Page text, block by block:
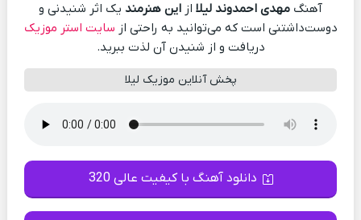
آهنگ مهدی احمدوند لیلا از این هنرمند یک اثر شنیدنی و
دوست‌داشتنی است که می‌توانید به راحتی از سایت استر موزیک
دریافت و از شنیدن آن لذت ببرید.
پخش آنلاین موزیک لیلا
دانلود آهنگ با کیفیت عالی 320